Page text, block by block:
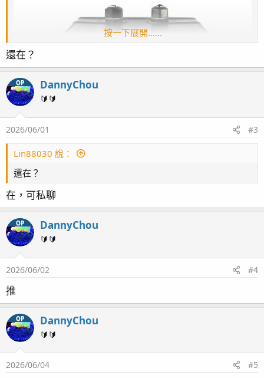
按一下展開……
還在？
OP DannyChou
🔰🔰
2026/06/01 #3
Lin88030 說：
還在？
在，可私聊
OP DannyChou
🔰🔰
2026/06/02 #4
推
OP DannyChou
🔰🔰
2026/06/04 #5